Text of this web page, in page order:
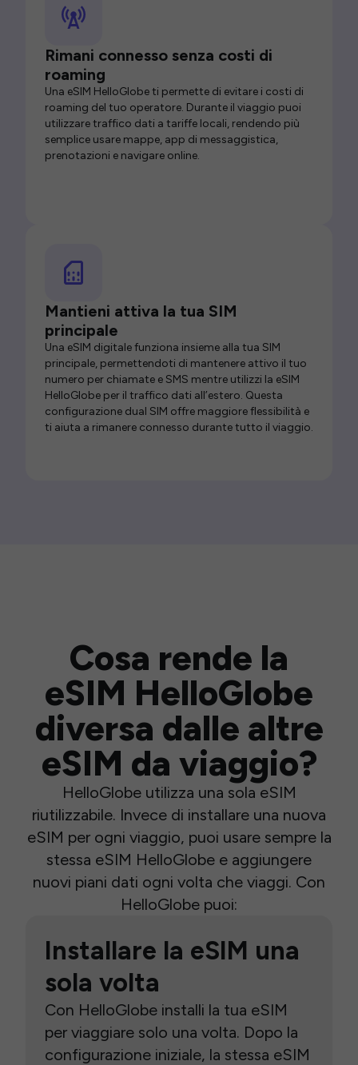
Rimani connesso senza costi di
roaming
Una eSIM HelloGlobe ti permette di evitare i costi di
roaming del tuo operatore. Durante il viaggio puoi
utilizzare traffico dati a tariffe locali, rendendo più
semplice usare mappe, app di messaggistica,
prenotazioni e navigare online.
Mantieni attiva la tua SIM
principale
Una eSIM digitale funziona insieme alla tua SIM
principale, permettendoti di mantenere attivo il tuo
numero per chiamate e SMS mentre utilizzi la eSIM
HelloGlobe per il traffico dati all’estero. Questa
configurazione dual SIM offre maggiore flessibilità e
ti aiuta a rimanere connesso durante tutto il viaggio.
Cosa rende la
eSIM HelloGlobe
diversa dalle altre
eSIM da viaggio?
HelloGlobe utilizza una sola eSIM
riutilizzabile. Invece di installare una nuova
eSIM per ogni viaggio, puoi usare sempre la
stessa eSIM HelloGlobe e aggiungere
nuovi piani dati ogni volta che viaggi. Con
HelloGlobe puoi:
Installare la eSIM una
sola volta
Con HelloGlobe installi la tua eSIM
per viaggiare solo una volta. Dopo la
configurazione iniziale, la stessa eSIM